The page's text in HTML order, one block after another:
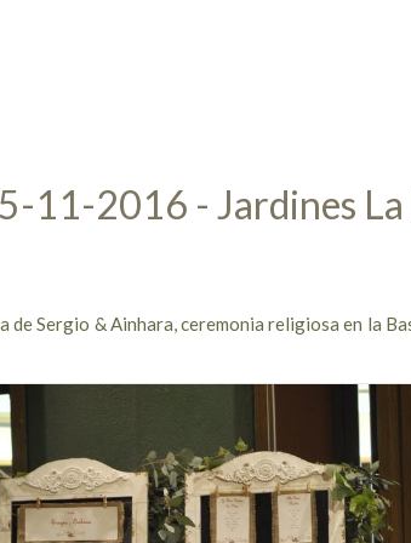
11-2016 - Jardines
de Sergio & Ainhara, ceremonia religiosa en la